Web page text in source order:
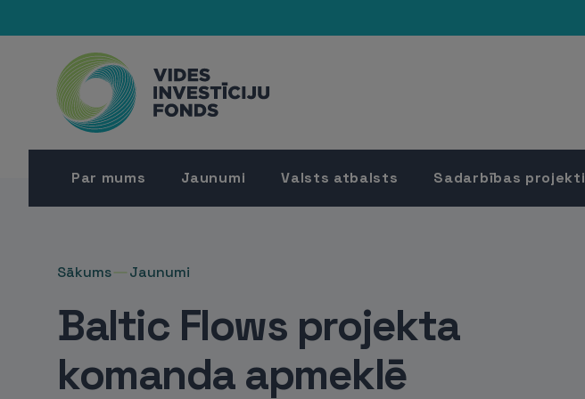
Par mums Jaunumi Valsts atbalsts Sadarbības projekti
Sākums Jaunumi
Baltic Flows projekta
komanda apmeklē